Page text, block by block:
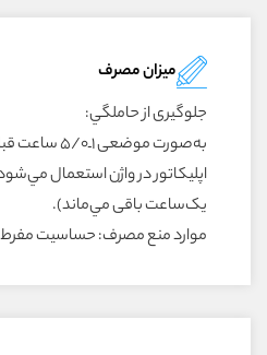
میزان مصرف
جلوگيرى از حاملگي:
به‌صورت موضعى
اپليکاتور در واژن استعمال
يک‌ساعت باقى مي‌ماند).
موارد منع مصرف: حساسيت